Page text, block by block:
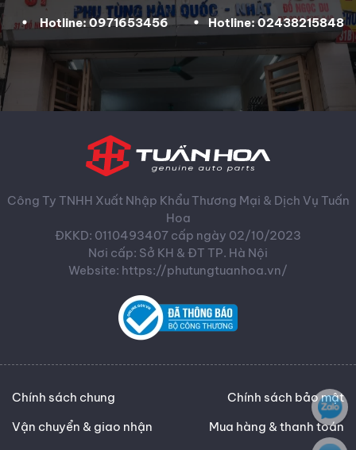
Hotline: 0971653456 Hotline: 02438215848
Công Ty TNHH Xuất Nhập Khẩu Thương Mại & Dịch Vụ Tuấn
Hoa
ĐKKD: 0110493407 cấp ngày 02/10/2023
Nơi cấp: Sở KH & ĐT TP. Hà Nội
Website: https://phutungtuanhoa.vn/
Chính sách chung
Chính sách bảo mật
Vận chuyển & giao nhận
Mua hàng & thanh toán